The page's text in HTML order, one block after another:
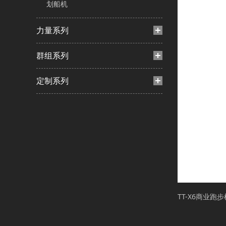
划船机
力量系列
群组系列
定制系列
TT-X6商业跑步